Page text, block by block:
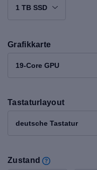
1 TB SSD
Grafikkarte
19-Core GPU
Tastaturlayout
deutsche Tastatur
Zustand